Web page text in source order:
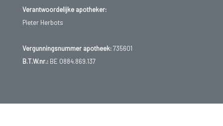
Verantwoordelijke apotheker:
Pieter Herbots
Vergunningsnummer apotheek:735601
B.T.W.nr.:BE 0884.869.137